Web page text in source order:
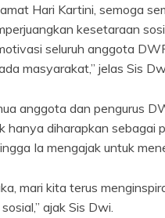
Hari Kartini, semoga
kesetaraan
seluruh anggota
masyarakat,” jelas Sis
anggota dan pengurus
hanya diharapkan sebagai
Ia mengajak untuk
mari kita terus
ajak Sis Dwi.